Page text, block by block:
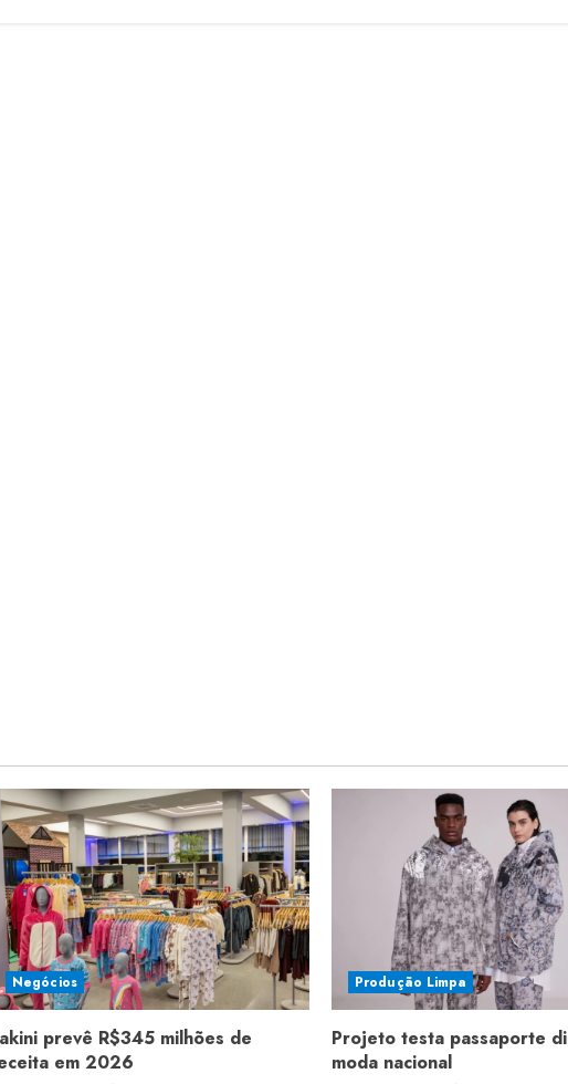
Negócios
prevê R$345 milhões de
em 2026
Produção Limpa
Projeto testa passaporte
moda nacional